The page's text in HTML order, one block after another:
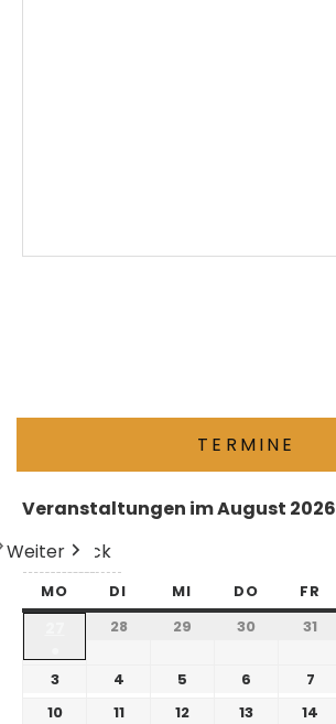
TERMINE
Veranstaltungen im August 2026
Zurück
Heute
Weiter
MO DI MI DO FR
28 29 30 31
3 4 5 6 7
10
11 12 13 14